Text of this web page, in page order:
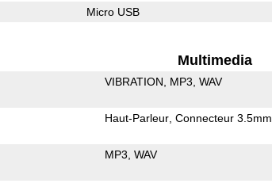
Micro USB
Multimedia
VIBRATION MP3 WAV
Haut-Parleur Connecteur 3.5mm
MP3 WAV